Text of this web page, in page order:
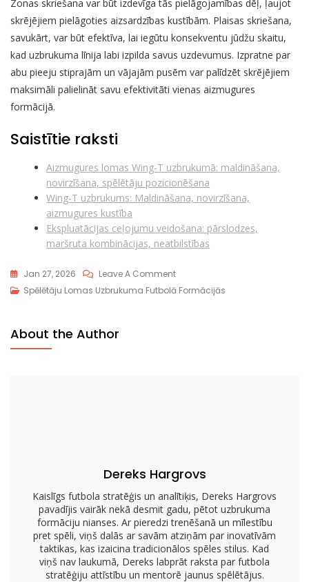
Zonas skriešana var būt izdevīga tās pielāgojamības dēļ, ļaujot
skrējējiem pielāgoties aizsardzības kustībām. Plaisas skriešana,
savukārt, var būt efektīva, lai iegūtu konsekventu jūdžu skaitu,
kad uzbrukuma līnija labi izpilda savus uzdevumus. Izpratne par
abu pieeju stiprajām un vājajām pusēm var palīdzēt skrējējiem
maksimāli palielināt savu efektivitāti vienas aizmugures
formācijā.
Saistītie raksti
Aizmugures lomas Wing-T uzbrukumā: maldināšana,
novirzīšana, spēlētāju pozicionēšana
Wing-T uzbrukums: Maldināšana, novirzīšana,
aizmugures kustība
Ekspluatācijas ceļojumu veidošana: pārslodzes,
maršruta kombinācijas, neatbilstības
Jan 27, 2026 Leave A CommentOn
Aizsardzības
Spēlētāju Lomas Uzbrukuma Futbolā Formācijās
About the Author
Dereks Hargrovs
Kaislīgs futbola stratēģis un analītiķis, Dereks Hargrovs
pavadījis vairāk nekā desmit gadu, pētot uzbrukuma
formāciju nianses. Ar pieredzi trenēšanā un mīlestību
pret spēli, viņš dalās ar savām atziņām par inovatīvām
taktikas, kas izaicina tradicionālos spēles stilus. Kad
viņš nav laukumā, Dereks labprāt raksta par futbola
stratēģiju attīstību un mentorē jaunus spēlētājus.